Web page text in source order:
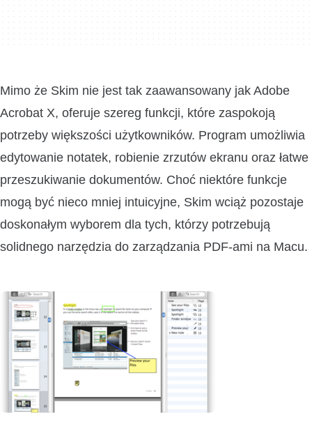
Mimo że Skim nie jest tak zaawansowany jak Adobe
Acrobat X, oferuje szereg funkcji, które zaspokoją
potrzeby większości użytkowników. Program umożliwia
edytowanie notatek, robienie zrzutów ekranu oraz łatwe
przeszukiwanie dokumentów. Choć niektóre funkcje
mogą być nieco mniej intuicyjne, Skim wciąż pozostaje
doskonałym wyborem dla tych, którzy potrzebują
solidnego narzędzia do zarządzania PDF-ami na Macu.